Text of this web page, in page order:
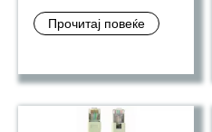
Прочитај повеќе